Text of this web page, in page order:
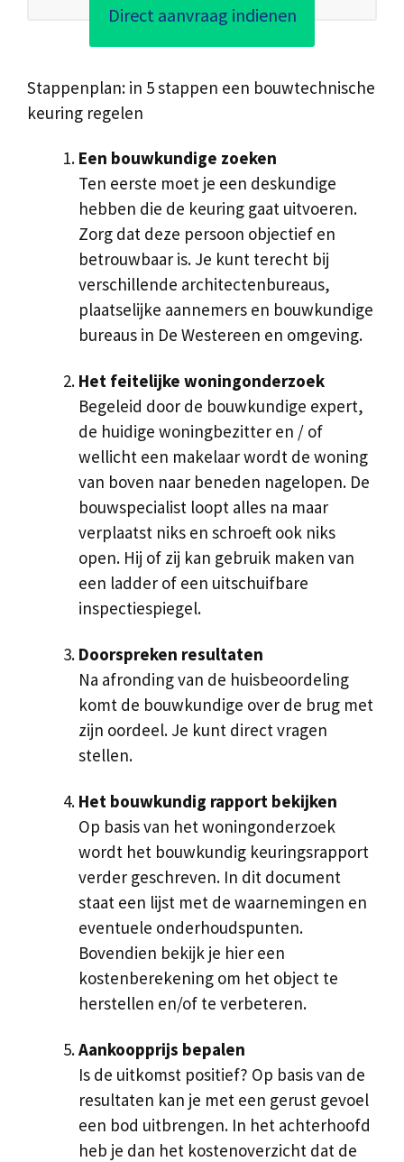
Direct aanvraag indienen
Stappenplan: in 5 stappen een bouwtechnische
keuring regelen
Een bouwkundige zoeken
Ten eerste moet je een deskundige
hebben die de keuring gaat uitvoeren.
Zorg dat deze persoon objectief en
betrouwbaar is. Je kunt terecht bij
verschillende architectenbureaus,
plaatselijke aannemers en bouwkundige
bureaus in De Westereen en omgeving.
Het feitelijke woningonderzoek
Begeleid door de bouwkundige expert,
de huidige woningbezitter en / of
wellicht een makelaar wordt de woning
van boven naar beneden nagelopen. De
bouwspecialist loopt alles na maar
verplaatst niks en schroeft ook niks
open. Hij of zij kan gebruik maken van
een ladder of een uitschuifbare
inspectiespiegel.
Doorspreken resultaten
Na afronding van de huisbeoordeling
komt de bouwkundige over de brug met
zijn oordeel. Je kunt direct vragen
stellen.
Het bouwkundig rapport bekijken
Op basis van het woningonderzoek
wordt het bouwkundig keuringsrapport
verder geschreven. In dit document
staat een lijst met de waarnemingen en
eventuele onderhoudspunten.
Bovendien bekijk je hier een
kostenberekening om het object te
herstellen en/of te verbeteren.
Aankoopprijs bepalen
Is de uitkomst positief? Op basis van de
resultaten kan je met een gerust gevoel
een bod uitbrengen. In het achterhoofd
heb je dan het kostenoverzicht dat de